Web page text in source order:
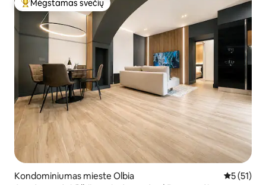
Svečių mėgstamiausias
Mėgstamas svečių
Kondominiumas mieste Olbia Vidutinis
5 (51)